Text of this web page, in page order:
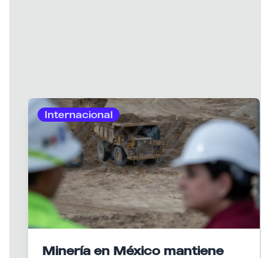
Internacional
Minería en México mantiene